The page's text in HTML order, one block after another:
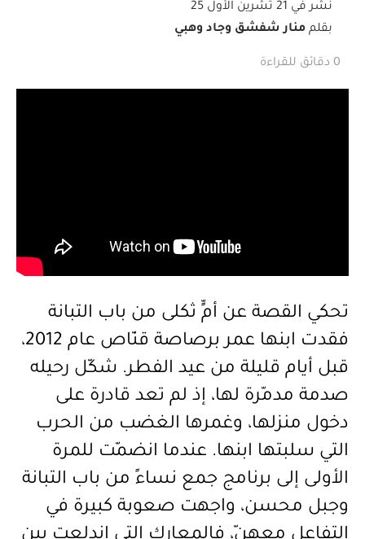
نشر في 21 تشرين الأول 25
بقلم منار شفشق وجاد وهبي
0 دقائق للقراءة
تحكي القصة عن أمٍّ ثكلى من باب التبانة
فقدت ابنها عمر برصاصة قنّاص عام
،
قبل أيام قليلة من عيد الفطر. شكّل رحيله
صدمة مدمّرة لها، إذ لم تعد قادرة على
دخول منزلها، وغمرها الغضب من الحرب
التي سلبتها ابنها. عندما انضمّت للمرة
الأولى إلى برنامج جمع نساءً من باب التبانة
وجبل محسن، واجهت صعوبة كبيرة في